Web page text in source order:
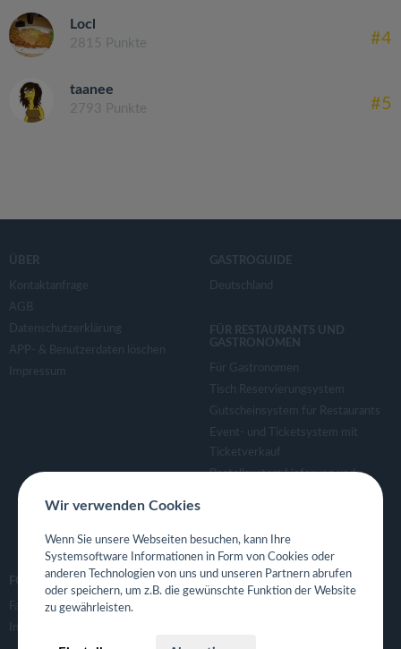
Locl
2815 Punkte #4
taanee
2793 Punkte #5
ÜBER
Kontaktanfrage
AGB
Datenschutzerklärung
APP- & Benutzerdaten löschen
Impressum
GASTROGUIDE
Deutschland
FÜR RESTAURANTS UND
GASTRONOMEN
Für Gastronomen
Tisch Reservierungsystem
Gutscheinsystem für Restaurants
Event- und Ticketsystem mit
Ticketverkauf
Bestellsystem Lieferung und
Eigene App für Restaurant
FOLGE UNS
Facebook
Instagram
Wir verwenden Cookies
Wenn Sie unsere Webseiten besuchen, kann Ihre
Systemsoftware Informationen in Form von Cookies oder
anderen Technologien von uns und unseren Partnern abrufen
oder speichern, um z.B. die gewünschte Funktion der Website
zu gewährleisten.